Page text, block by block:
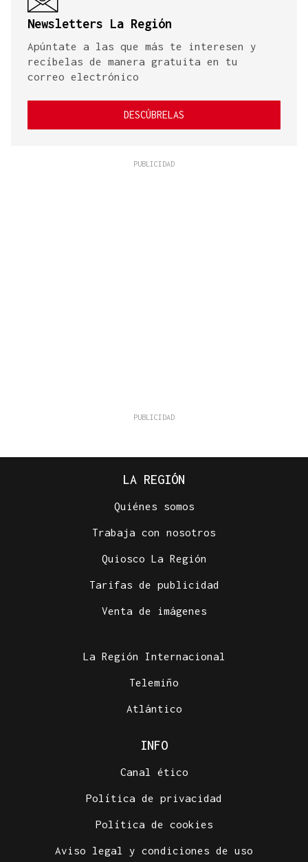
Newsletters La Región
Apúntate a las que más te interesen y
recíbelas de manera gratuita en tu
correo electrónico
DESCÚBRELAS
LA REGIÓN
Quiénes somos
Trabaja con nosotros
Quiosco La Región
Tarifas de publicidad
Venta de imágenes
La Región Internacional
Telemiño
Atlántico
INFO
Canal ético
Política de privacidad
Política de cookies
Aviso legal y condiciones de uso